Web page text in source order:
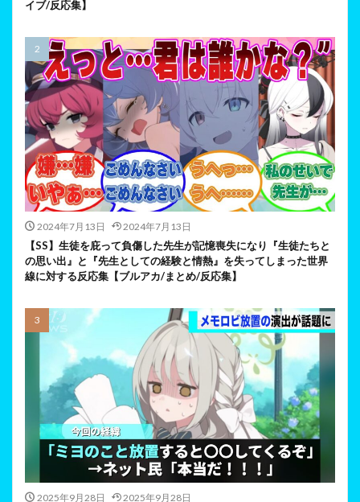
イブ/反応集】
2024年7月13日 2024年7月13日
【SS】生徒を庇って負傷した先生が記憶喪失になり『生徒たちと
の思い出』と『先生としての経験と情熱』を失ってしまった世界
線に対する反応集【ブルアカ/まとめ/反応集】
2025年9月28日 2025年9月28日